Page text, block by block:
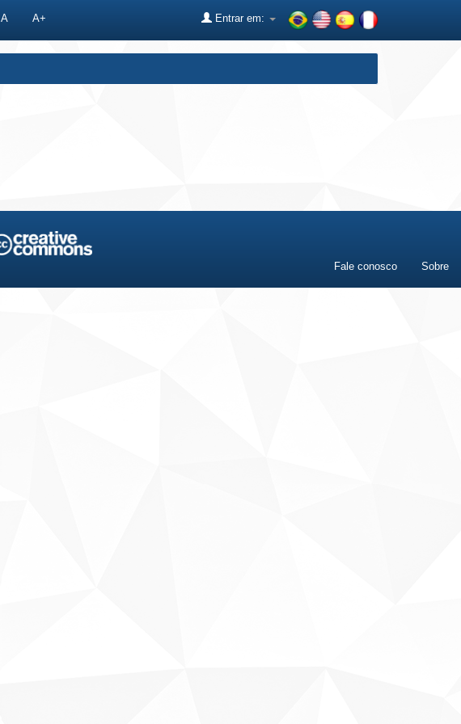
A A+ Entrar em:
Fale conosco Sobre